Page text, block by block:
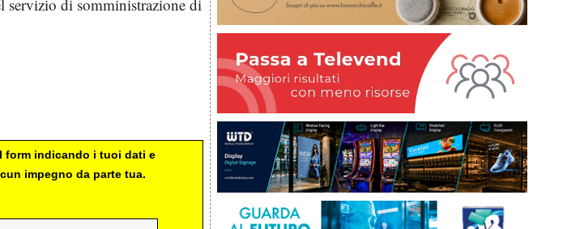
servizio di somministrazione di
form indicando i tuoi dati e
impegno da parte tua.